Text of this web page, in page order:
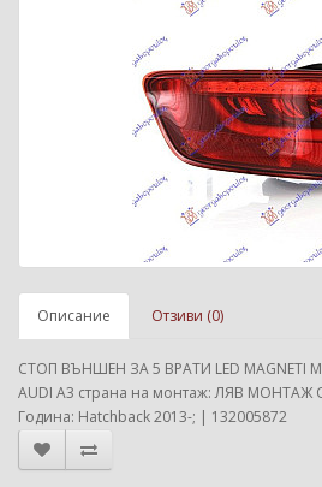
Описание Отзиви (0)
СТОП ВЪНШЕН ЗА 5 ВРАТИ LED MAGNETI
AUDI A3 страна на монтаж: ЛЯВ МОНТАЖ
Година: Hatchback 2013-; | 132005872